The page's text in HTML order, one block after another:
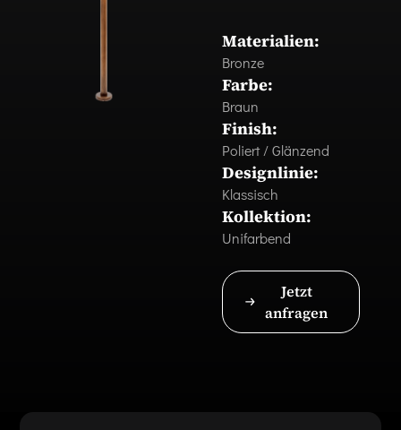
Materialien:
Bronze
Farbe:
Braun
Finish:
Poliert / Glänzend
Designlinie:
Klassisch
Kollektion:
Unifarbend
Jetzt
anfragen